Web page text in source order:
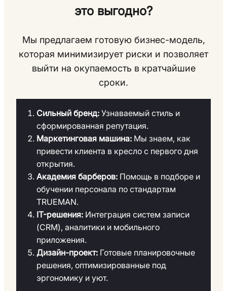
это выгодно?
Мы предлагаем готовую бизнес-модель,
которая минимизирует риски и позволяет
выйти на окупаемость в кратчайшие
сроки.
Сильный бренд: Узнаваемый стиль и
сформированная репутация.
Маркетинговая машина: Мы знаем, как
привести клиента в кресло с первого дня
открытия.
Академия барберов: Помощь в подборе и
обучении персонала по стандартам
TRUEMAN.
IT-решения: Интеграция систем записи
(CRM), аналитики и мобильного
приложения.
Дизайн-проект: Готовые планировочные
решения, оптимизированные под
эргономику и уют.